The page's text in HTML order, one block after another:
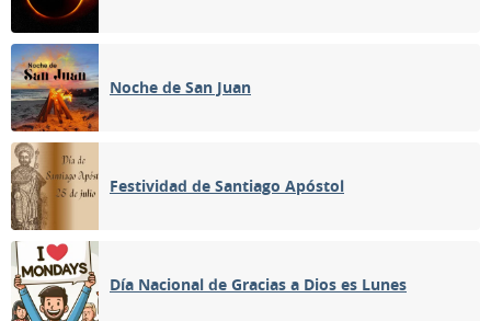
Noche de San Juan
Festividad de Santiago Apóstol
Día Nacional de Gracias a Dios es Lunes